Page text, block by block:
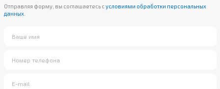
Отправляя форму, вы соглашаетесь с условиями обработки персональных
данных.